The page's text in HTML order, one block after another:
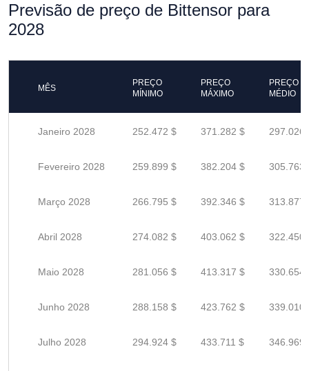
Previsão de preço de Bittensor para
2028
MÊS
PREÇO
MÍNIMO
PREÇO
MÁXIMO
PREÇO
MÉDIO
Janeiro 2028 252.472 $ 371.282 $ 297.026
Fevereiro 2028 259.899 $ 382.204 $ 305.763
Março 2028 266.795 $ 392.346 $ 313.877
Abril 2028 274.082 $ 403.062 $ 322.450
Maio 2028 281.056 $ 413.317 $ 330.654
Junho 2028 288.158 $ 423.762 $ 339.010
Julho 2028 294.924 $ 433.711 $ 346.969